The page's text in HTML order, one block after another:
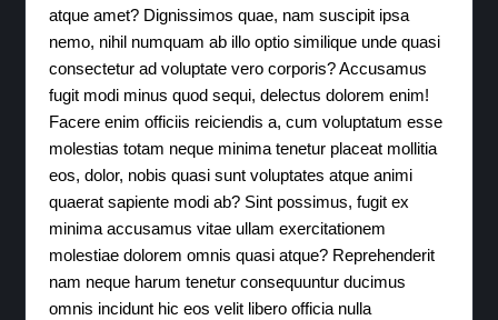
atque amet? Dignissimos quae, nam suscipit ipsa
nemo, nihil numquam ab illo optio similique unde quasi
consectetur ad voluptate vero corporis? Accusamus
fugit modi minus quod sequi, delectus dolorem enim!
Facere enim officiis reiciendis a, cum voluptatum esse
molestias totam neque minima tenetur placeat mollitia
eos, dolor, nobis quasi sunt voluptates atque animi
quaerat sapiente modi ab? Sint possimus, fugit ex
minima accusamus vitae ullam exercitationem
molestiae dolorem omnis quasi atque? Reprehenderit
nam neque harum tenetur consequuntur ducimus
omnis incidunt hic eos velit libero officia nulla